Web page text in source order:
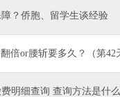
？侨胞、留学生谈经验
倍or腰斩要多久？（第42
明细查询 查询方法是什